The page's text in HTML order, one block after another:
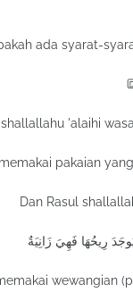
ada syarat-
shallallahu 'alaihi
pakaian
Dan Rasul
رِيحُهَا فَهِيَ زَانِيَةٌ
wewangian